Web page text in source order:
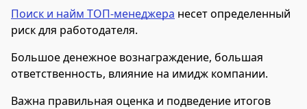
Поиск и найм ТОП-менеджера несет определенный
риск для работодателя.
Большое денежное вознаграждение, большая
ответственность, влияние на имидж компании.
Важна правильная оценка и подведение итогов